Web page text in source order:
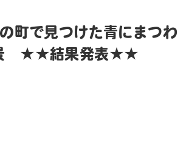
町で見つけた青にまつわ
★★結果発表★★